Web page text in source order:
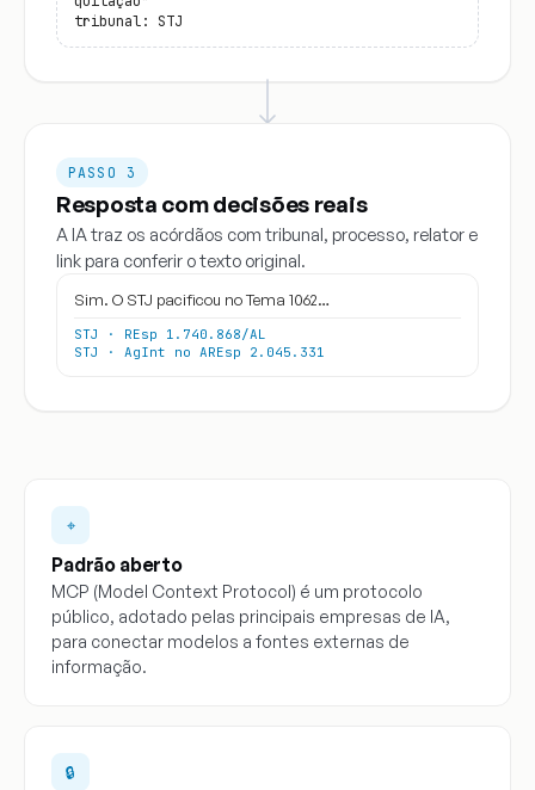
tribunal: STJ
PASSO 3
Resposta com decisões reais
A IA traz os acórdãos com tribunal, processo, relator e
link para conferir o texto original.
Sim. O STJ pacificou no Tema 1062…
STJ · REsp 1.740.868/AL
STJ · AgInt no AREsp 2.045.331
⌖
Padrão aberto
MCP (Model Context Protocol) é um protocolo
público, adotado pelas principais empresas de IA,
para conectar modelos a fontes externas de
informação.
🔒